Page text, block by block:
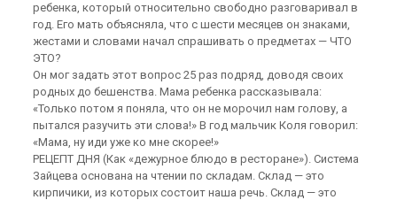
ребенка, который относительно свободно разговаривал в
год. Его мать объясняла, что с шести месяцев он знаками,
жестами и словами начал спрашивать о предметах — ЧТО
ЭТО?
Он мог задать этот вопрос 25 раз подряд, доводя своих
родных до бешенства. Мама ребенка рассказывала:
«Только потом я поняла, что он не морочил нам голову, а
пытался разучить эти слова!» В год мальчик Коля говорил:
«Мама, ну иди уже ко мне скорее!»
РЕЦЕПТ ДНЯ (Как «дежурное блюдо в ресторане»). Система
Зайцева основана на чтении по складам. Склад — это
кирпичики, из которых состоит наша речь. Склад — это